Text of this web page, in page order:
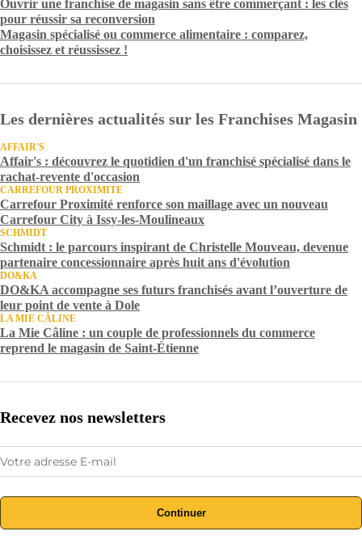
Ouvrir une franchise de magasin sans être commerçant : les clés
pour réussir sa reconversion
Magasin spécialisé ou commerce alimentaire : comparez,
choisissez et réussissez !
Les dernières actualités sur les Franchises Magasin
AFFAIR'S
Affair's : découvrez le quotidien d'un franchisé spécialisé dans le
rachat-revente d'occasion
CARREFOUR PROXIMITE
Carrefour Proximité renforce son maillage avec un nouveau
Carrefour City à Issy-les-Moulineaux
SCHMIDT
Schmidt : le parcours inspirant de Christelle Mouveau, devenue
partenaire concessionnaire après huit ans d'évolution
DO&KA
DO&KA accompagne ses futurs franchisés avant l’ouverture de
leur point de vente à Dole
LA MIE CÂLINE
La Mie Câline : un couple de professionnels du commerce
reprend le magasin de Saint-Étienne
Recevez nos newsletters
Continuer